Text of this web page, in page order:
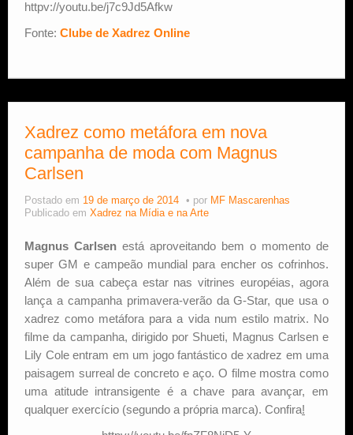
httpv://youtu.be/j7c9Jd5Afkw
Fonte: Clube de Xadrez Online
Xadrez como metáfora em nova
campanha de moda com Magnus
Carlsen
Postado em 19 de março de 2014 por MF Mascarenhas
Publicado em Xadrez na Mídia e na Arte
Magnus Carlsen está aproveitando bem o momento de
super GM e campeão mundial para encher os cofrinhos.
Além de sua cabeça estar nas vitrines européias, agora
lança a campanha primavera-verão da G-Star, que usa o
xadrez como metáfora para a vida num estilo matrix. No
filme da campanha, dirigido por Shueti, Magnus Carlsen e
Lily Cole entram em um jogo fantástico de xadrez em uma
paisagem surreal de concreto e aço. O filme mostra como
uma atitude intransigente é a chave para avançar, em
qualquer exercício (segundo a própria marca). Confira!